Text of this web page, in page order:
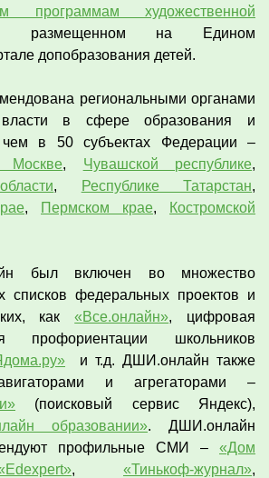
программам художественной
размещенном на Едином
допобразования детей.
региональными органами
власти в сфере образования и
чем в 50 субъектах Федерации –
Москве, Чувашской республике,
, Республике Татарстан,
, Пермском крае,
Костромской
был включен во множество
списков федеральных проектов и
как«Все.онлайн», цифровая
профориентации школьников
и т.д. ДШИ.онлайн также
и агрегаторами –
(поисковый сервис Яндекс),
образовании». ДШИ.онлайн
профильные СМИ – «Дом
, «Тинькоф-журнал»,